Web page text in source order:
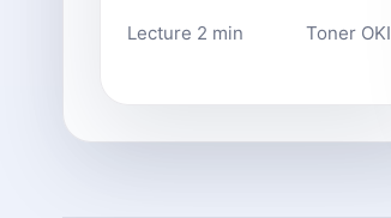
Lecture 2 min Toner OKI